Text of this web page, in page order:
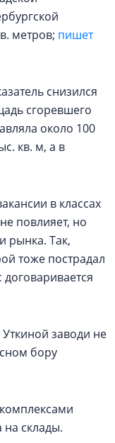
метров; пишет
снизился
сгоревшего
около 100
кв. м, а в
в классах
повлияет, но
рынка. Так,
тоже пострадал
договаривается
Уткиной заводи не
бору
на склады.